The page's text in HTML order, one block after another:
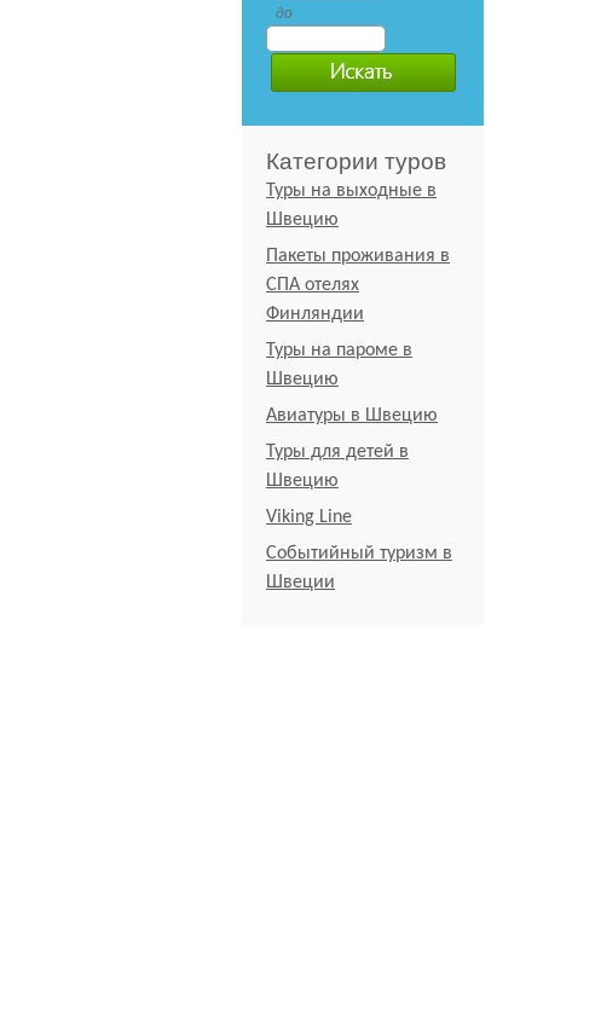
до
Категории туров
Туры на выходные в
Швецию
Пакеты проживания в
СПА отелях
Финляндии
Туры на пароме в
Швецию
Авиатуры в Швецию
Туры для детей в
Швецию
Viking Line
Событийный туризм в
Швеции